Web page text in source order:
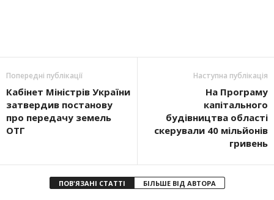
Попередні публікації
Кабінет Міністрів України
затвердив постанову
про передачу земель
ОТГ
Наступна публікація
На Програму
капітального
будівництва області
скерували 40 мільйонів
гривень
ПОВ'ЯЗАНІ СТАТТІ БІЛЬШЕ ВІД АВТОРА